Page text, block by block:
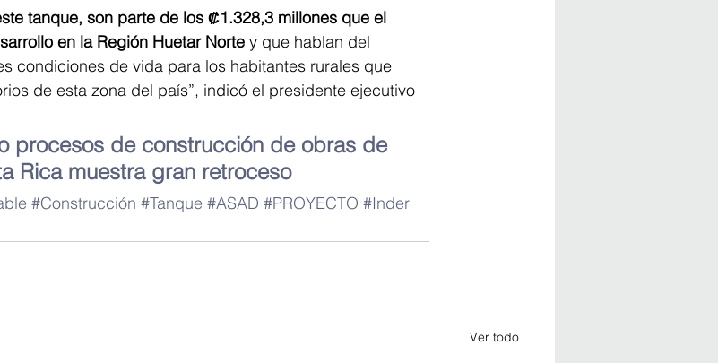
tanque, son parte de los ₡1.328,3 millones que el
en la Región Huetar Norte y que hablan del
condiciones de vida para los habitantes rurales que
de esta zona del país”, indicó el presidente ejecutivo
procesos de construcción de obras de
Rica muestra gran retroceso
#Construcción #Tanque #ASAD #PROYECTO #Inder
Ver todo